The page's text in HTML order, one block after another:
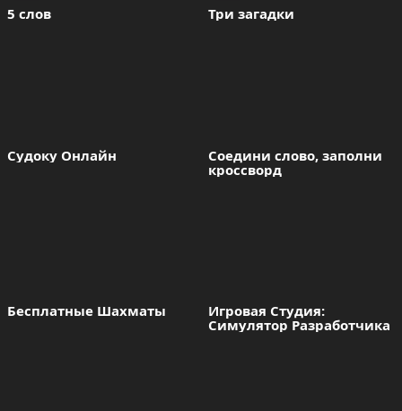
5 слов Три загадки
Судоку Онлайн
Соедини слово, заполни
кроссворд
Бесплатные Шахматы
Игровая Студия:
Симулятор Разработчика